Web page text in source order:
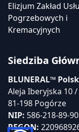
Elizjum Zakład
Pogrzebowych i
Kremacyjnych
Siedziba
BLUNERAL™
Aleja Iberyjska 10 /
81-198 Pogórze
NIP: 586-218-89-90
REGON: